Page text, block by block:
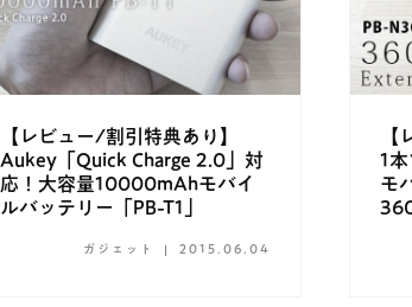
【レビュー/割引特典あり】
Aukey「Quick Charge 2.0」対
応！大容量10000mAhモバイ
ルバッテリー「PB-T1」
ガジェット 2015.06.04
【
1
モ